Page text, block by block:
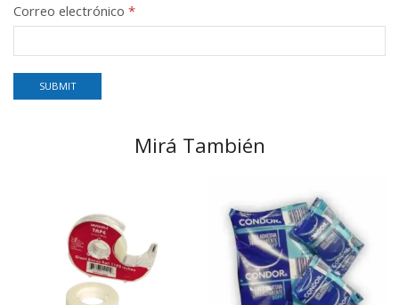
Correo electrónico *
Mirá También